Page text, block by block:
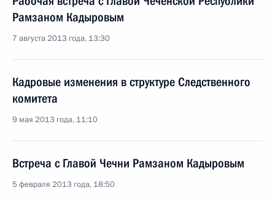
Рамзаном Кадыровым
7 августа 2013 года, 13:30
Кадровые изменения в структуре Следственного
комитета
9 мая 2013 года, 11:10
Встреча с Главой Чечни Рамзаном Кадыровым
5 февраля 2013 года, 18:50